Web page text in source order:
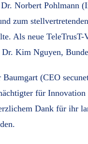
Norbert Pohlmann
zum
Als neue TeleTrusT-
Kim Nguyen,
(CEO
für Innovation
Dank für ihr